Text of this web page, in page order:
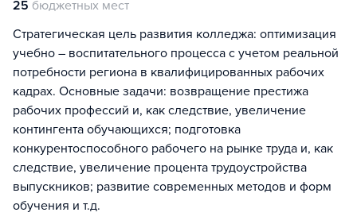
25 бюджетных мест
Стратегическая цель развития колледжа: оптимизация
учебно – воспитательного процесса с учетом реальной
потребности региона в квалифицированных рабочих
кадрах. Основные задачи: возвращение престижа
рабочих профессий и, как следствие, увеличение
контингента обучающихся; подготовка
конкурентоспособного рабочего на рынке труда и, как
следствие, увеличение процента трудоустройства
выпускников; развитие современных методов и форм
обучения и т.д.